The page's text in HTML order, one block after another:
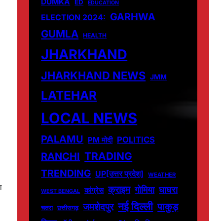
ED EDUCATION
ELECTION 2024: GARHWA
GUMLA HEALTH
JHARKHAND
JHARKHAND NEWS JMM
LATEHAR
LOCAL NEWS
PALAMU PM मोदी POLITICS
RANCHI TRADING
TRENDING UP[उत्तर प्रदेश] WEATHER
WEST BENGAL कांग्रेस क्राइम गोमिया घाघरा
चतरा छत्तीसगढ़ जमशेदपुर नई दिल्ली पाकुड़